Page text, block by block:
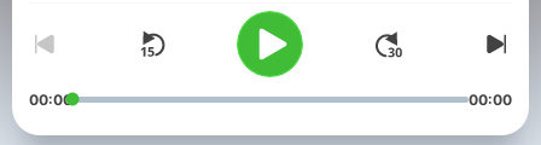
00:00 00:00